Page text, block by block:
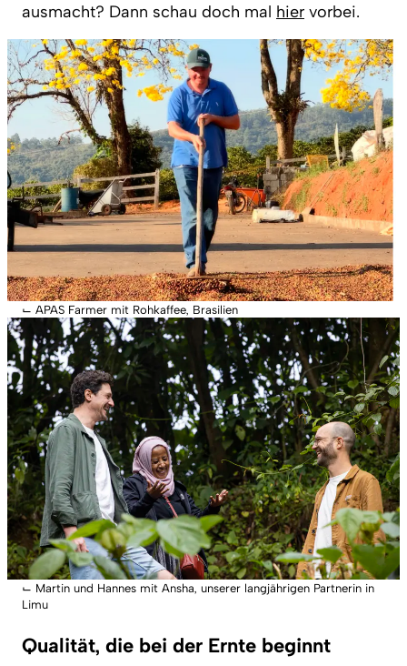
ausmacht? Dann schau doch mal hier vorbei.
⌙ APAS Farmer mit Rohkaffee, Brasilien
⌙ Martin und Hannes mit Ansha, unserer langjährigen Partnerin in
Limu
Qualität, die bei der Ernte beginnt